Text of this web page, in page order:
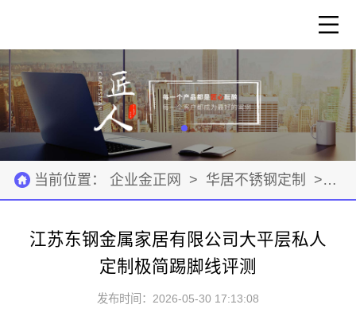
当前位置： 企业金正网 > 华居不锈钢定制 > 建
江苏东钢金属家居有限公司大平层私人
定制极简踢脚线评测
发布时间：2026-05-30 17:13:08